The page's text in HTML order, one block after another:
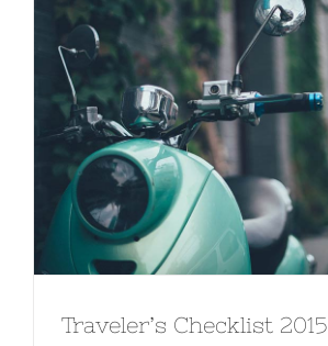
Traveler’s Checklist 2015